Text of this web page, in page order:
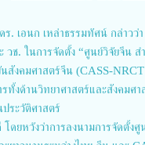
ร. เอนก เหล่าธรรมทัศน์ กล่าว
วช. ในการจัดตั้ง “ศูนย์วิจัยจีน ส
สังคมศาสตร์จีน (CASS-
รทั้งด้านวิทยาศาสตร์และสังคมศ
ประวัติศาสตร์
ดยหวังว่าการลงนามการจัดตั้ง